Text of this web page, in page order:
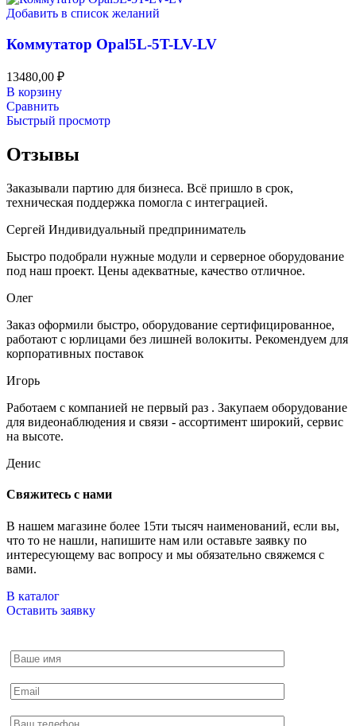
Добавить в список желаний
Коммутатор Opal5L-5T-LV-LV
13480,00 ₽
В корзину
Сравнить
Быстрый просмотр
Отзывы
Заказывали партию для бизнеса. Всё пришло в срок,
техническая поддержка помогла с интеграцией.
Сергей Индивидуальный предприниматель
Быстро подобрали нужные модули и серверное оборудование
под наш проект. Цены адекватные, качество отличное.
Олег
Заказ оформили быстро, оборудование сертифицированное,
работают с юрлицами без лишней волокиты. Рекомендуем для
корпоративных поставок
Игорь
Работаем с компанией не первый раз . Закупаем оборудование
для видеонаблюдения и связи - ассортимент широкий, сервис
на высоте.
Денис
Свяжитесь с нами
В нашем магазине более 15ти тысяч наименований, если вы,
что то не нашли, напишите нам или оставьте заявку по
интересующему вас вопросу и мы обязательно свяжемся с
вами.
В каталог
Оставить заявку